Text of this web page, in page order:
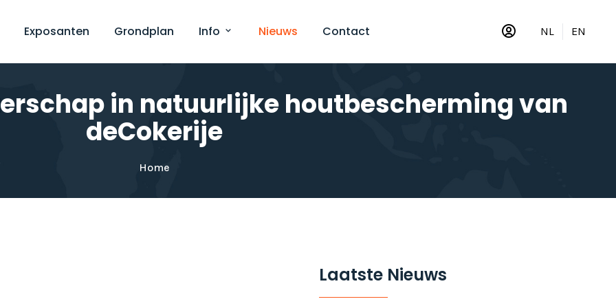
Exposanten Grondplan Info Nieuws Contact NL EN
in natuurlijke houtbescherming van
deCokerije
Home
Laatste Nieuws